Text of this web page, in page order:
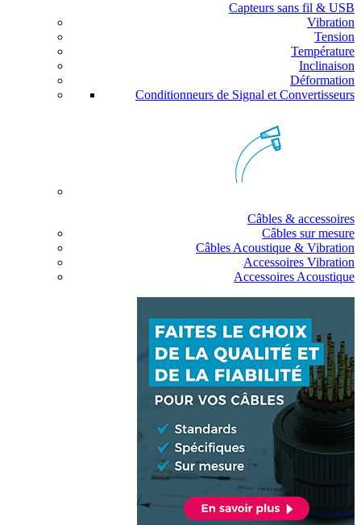
Capteurs sans fil & USB
Vibration
Tension
Température
Inclinaison
Déformation
Conditionneurs de Signal et Convertisseurs
Câbles & accessoires
Câbles sur mesure
Câbles Acoustique & Vibration
Accessoires Vibration
Accessoires Acoustique